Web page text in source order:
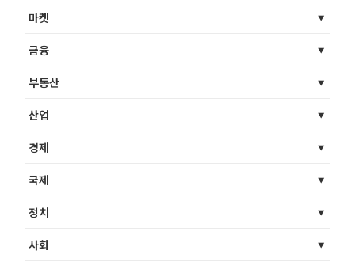
마켓
금융
부동산
산업
경제
국제
정치
사회